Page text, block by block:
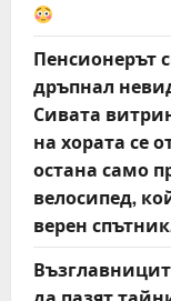
Пенсионерът
дръпнал
Сивата
на хората се
остана само
велосипед,
верен